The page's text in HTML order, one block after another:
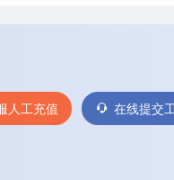
人工充值 在线提交